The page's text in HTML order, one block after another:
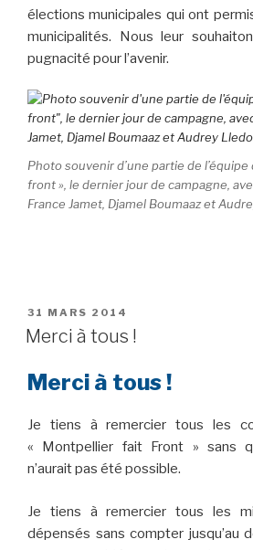
élections municipales qui ont
municipalités. Nous leur
pugnacité pour l’avenir.
Photo souvenir d’une partie de
front », le dernier jour de campagne,
France Jamet, Djamel Boumaaz et
PUBLIÉ
LE
31 MARS 2014
Merci à tous !
Merci à tous !
Je tiens à remercier tous les
« Montpellier fait Front » sans
n’aurait pas été possible.
Je tiens à remercier tous les
dépensés sans compter jusqu’au